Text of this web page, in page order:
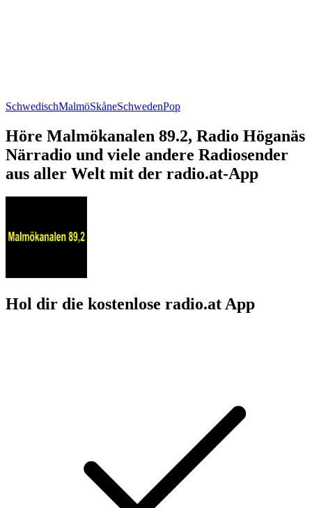
SchwedischMalmöSkåneSchwedenPop
Höre Malmökanalen 89.2, Radio Höganäs
Närradio und viele andere Radiosender
aus aller Welt mit der radio.at-App
Hol dir die kostenlose radio.at App